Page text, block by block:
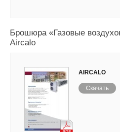
Брошюра «Газовые
Aircalo
AIRCALO
Скачать